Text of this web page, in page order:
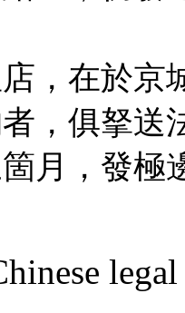
，在於京
，俱拏送
月，發極